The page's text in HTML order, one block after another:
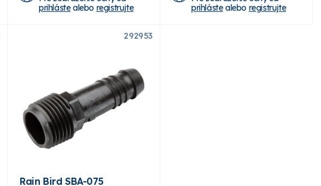
prihlástealebo registrujte
prihlástealebo registrujte
292953
Rain Bird SBA-075